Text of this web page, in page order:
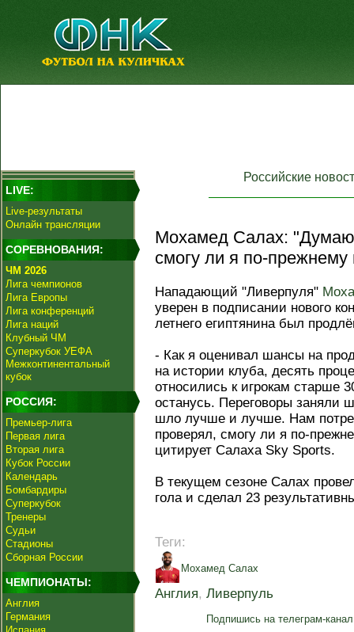
LIVE:
Live-результаты
Онлайн трансляции
СОРЕВНОВАНИЯ:
ЧМ 2026
Лига чемпионов
Лига Европы
Лига конференций
Лига наций
Клубный ЧМ
Суперкубок УЕФА
Межконтинентальный
кубок
РОССИЯ:
Премьер-лига
Первая лига
Вторая лига
Кубок России
Календарь
Бомбардиры
Суперкубок
Тренеры
Судьи
Стадионы
Сборная России
ЧЕМПИОНАТЫ:
Англия
Германия
Российские
Мохамед Салах:
смогу ли я по-прежнему
Нападающий "Ливерпуля"
уверен в подписании нового
летнего египтянина был
- Как я оценивал шансы на
на истории клуба, десять
относились к игрокам старше
останусь. Переговоры заняли
шло лучше и лучше. Нам
проверял, смогу ли я по-
цитирует Салаха Sky Sports.
В текущем сезоне Салах
гола и сделал 23
Теги:
Мохамед Салах
Англия, Ливерпуль
Подпишись на телеграм-